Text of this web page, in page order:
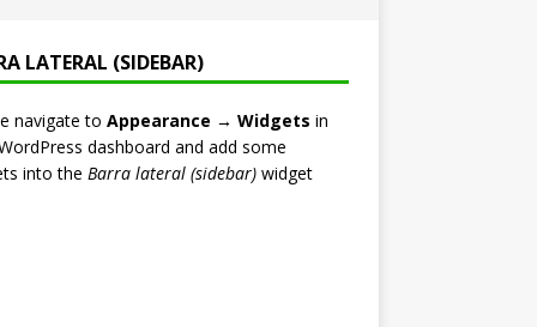
LATERAL (SIDEBAR)
navigate to Appearance → Widgets in
dashboard and add some
into the Barra lateral (sidebar)widget